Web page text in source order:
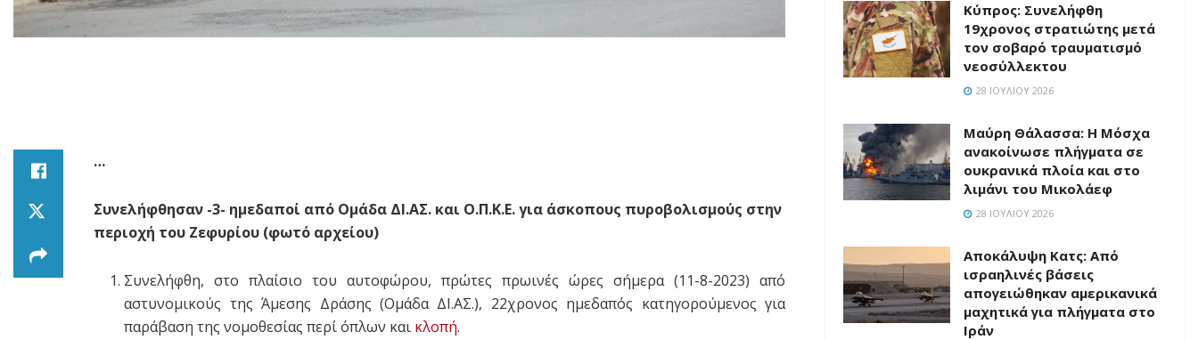
…
Συνελήφθησαν -3- ημεδαποί από Ομάδα ΔΙ.ΑΣ. και Ο.Π.Κ.Ε. για άσκοπους πυροβολισμούς στην
περιοχή του Ζεφυρίου (φωτό αρχείου)
Συνελήφθη, στο πλαίσιο του αυτοφώρου, πρώτες πρωινές ώρες σήμερα (11-8-2023) από
αστυνομικούς της Άμεσης Δράσης (Ομάδα ΔΙ.ΑΣ.), 22χρονος ημεδαπός κατηγορούμενος για
παράβαση της νομοθεσίας περί όπλων και κλοπή.
Κύπρος: Συνελήφθη
19χρονος στρατιώτης μετά
τον σοβαρό τραυματισμό
νεοσύλλεκτου
28 ΙΟΥΛΊΟΥ 2026
Μαύρη Θάλασσα: Η Μόσχα
ανακοίνωσε πλήγματα σε
ουκρανικά πλοία και στο
λιμάνι του Μικολάεφ
28 ΙΟΥΛΊΟΥ 2026
Αποκάλυψη Κατς: Από
ισραηλινές βάσεις
απογειώθηκαν αμερικανικά
μαχητικά για πλήγματα στο
Ιράν